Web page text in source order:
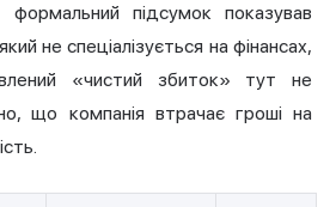
формальний підсумок показував
не спеціалізується на фінансах,
«чистий збиток» тут не
що компанія втрачає гроші на